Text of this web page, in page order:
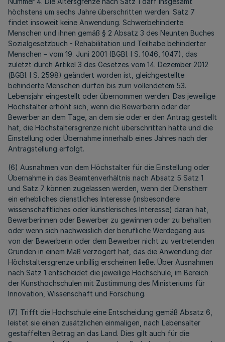
höchstens um sechs Jahre überschritten werden. Satz 7
findet insoweit keine Anwendung. Schwerbehinderte
Menschen und ihnen gemäß § 2 Absatz 3 des Neunten Buches
Sozialgesetzbuch - Rehabilitation und Teilhabe behinderter
Menschen – vom 19. Juni 2001 (BGBl. I S. 1046, 1047), das
zuletzt durch Artikel 3 des Gesetzes vom 14. Dezember 2012
(BGBl. I S. 2598) geändert worden ist, gleichgestellte
behinderte Menschen dürfen bis zum vollendetem 53.
Lebensjahr eingestellt oder übernommen werden. Das jeweilige
Höchstalter erhöht sich, wenn die Bewerberin oder der
Bewerber an dem Tage, an dem sie oder er den Antrag gestellt
hat, die Höchstaltersgrenze nicht überschritten hatte und die
Einstellung oder Übernahme innerhalb eines Jahres nach der
Antragstellung erfolgt.
(6) Ausnahmen von dem Höchstalter für die Einstellung oder
Übernahme in das Beamtenverhältnis nach Absatz 5 Satz 1
und Satz 7 können zugelassen werden, wenn der Dienstherr
ein erhebliches dienstliches Interesse (insbesondere
wissenschaftliches oder künstlerisches Interesse) daran hat,
Bewerberinnen oder Bewerber zu gewinnen oder zu behalten
oder wenn sich nachweislich der berufliche Werdegang aus
von der Bewerberin oder dem Bewerber nicht zu vertretenden
Gründen in einem Maß verzögert hat, das die Anwendung der
Höchstaltersgrenze unbillig erscheinen ließe. Über Ausnahmen
nach Satz 1 entscheidet die jeweilige Hochschule, im Bereich
der Kunsthochschulen mit Zustimmung des Ministeriums für
Innovation, Wissenschaft und Forschung.
(7) Trifft die Hochschule eine Entscheidung gemäß Absatz 6,
leistet sie einen zusätzlichen einmaligen, nach Lebensalter
gestaffelten Betrag an das Land. Dies gilt auch für die